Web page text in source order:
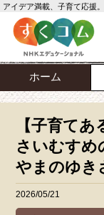
アイデア満載、子育て応援。
ホーム
【子育て
さいむすめ
やまのゆき
2026/05/21